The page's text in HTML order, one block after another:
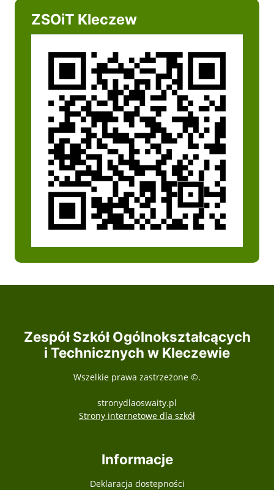
ZSOiT Kleczew
Zespół Szkół Ogólnokształcących
i Technicznych w Kleczewie
Wszelkie prawa zastrzeżone ©.
stronydlaoswaity.pl
Strony internetowe dla szkółotwiera się w
Informacje
Deklaracja dostepności